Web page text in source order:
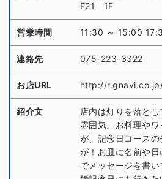
E21 1F
営業時間 11:30 ～ 15:00
連絡先 075-223-3322
お店URL http://
紹介文
店内は灯りを落と
雰囲気。お料理や
が、記念日コース
が！お皿に名前や
でメッセージを書